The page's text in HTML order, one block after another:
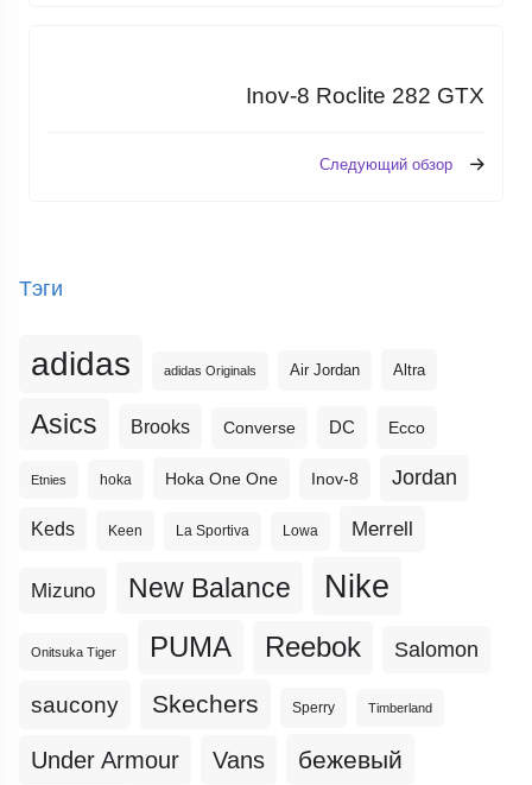
Inov-8 Roclite 282 GTX
Следующий обзор
Тэги
adidas adidas Originals Air Jordan Altra
Asics Brooks Converse DC Ecco
Etnies hoka Hoka One One Inov-8 Jordan
Keds Keen La Sportiva Lowa Merrell
Mizuno New Balance Nike
Onitsuka Tiger PUMA Reebok Salomon
saucony Skechers Sperry Timberland
Under Armour Vans бежевый